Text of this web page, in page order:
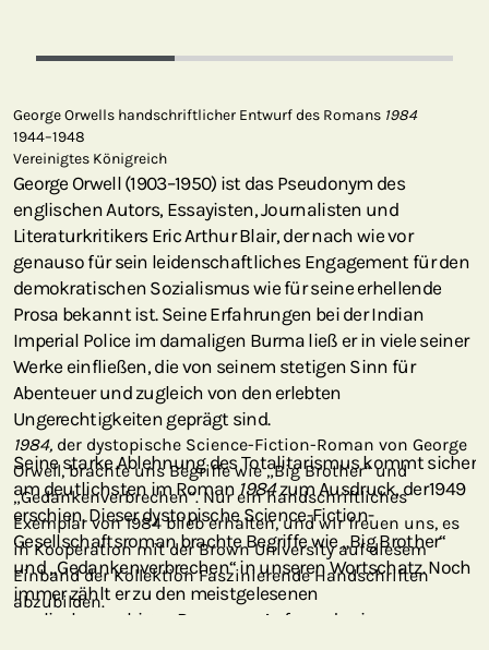
George Orwells handschriftlicher Entwurf des Romans 1984
1944–1948
Vereinigtes Königreich
George Orwell (1903–1950) ist das Pseudonym des
englischen Autors, Essayisten, Journalisten und
Literaturkritikers Eric Arthur Blair, der nach wie vor
genauso für sein leidenschaftliches Engagement für den
demokratischen Sozialismus wie für seine erhellende
Prosa bekannt ist. Seine Erfahrungen bei der Indian
Imperial Police im damaligen Burma ließ er in viele seiner
Werke einfließen, die von seinem stetigen Sinn für
Abenteuer und zugleich von den erlebten
Ungerechtigkeiten geprägt sind.
Seine starke Ablehnung des Totalitarismus kommt sicher
am deutlichsten im Roman 1984zum Ausdruck, der 1949
erschien. Dieser dystopische Science-Fiction-
Gesellschaftsroman brachte Begriffe wie „Big Brother“
und „Gedankenverbrechen“ in unseren Wortschatz. Noch
immer zählt er zu den meistgelesenen
englischsprachigen Romanen. Aufgrund seiner
1984, der dystopische Science-Fiction-Roman von George
Orwell, brachte uns Begriffe wie „Big Brother“ und
„Gedankenverbrechen“. Nur ein handschriftliches
Exemplar von 1984 blieb erhalten, und wir freuen uns, es
in Kooperation mit der Brown University auf diesem
Einband der Kollektion Faszinierende Handschriften
abzubilden.